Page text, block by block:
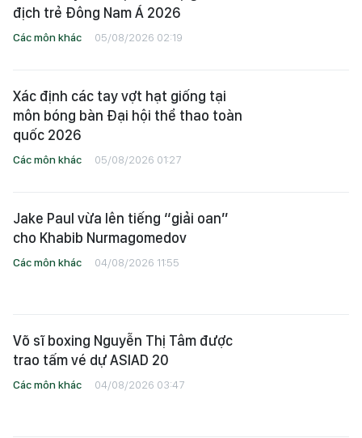
địch trẻ Đông Nam Á 2026
Các môn khác 05/08/2026 02:19
Xác định các tay vợt hạt giống tại
môn bóng bàn Đại hội thể thao toàn
quốc 2026
Các môn khác 05/08/2026 01:27
Jake Paul vừa lên tiếng “giải oan”
cho Khabib Nurmagomedov
Các môn khác 04/08/2026 11:55
Võ sĩ boxing Nguyễn Thị Tâm được
trao tấm vé dự ASIAD 20
Các môn khác 04/08/2026 03:47